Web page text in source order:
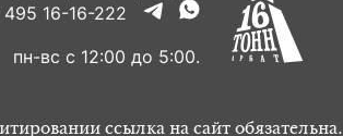
495 16-16-222
пн-вс с 12:00 до 5:00.
ссылка на сайт обязательна.